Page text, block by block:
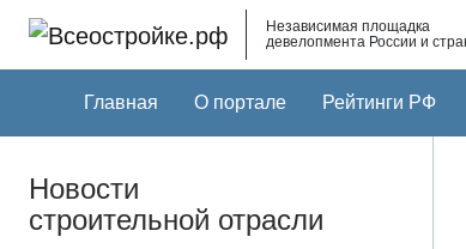
Независимая площадка
девелопмента России и
Главная О портале Рейтинги РФ
Новости
строительной отрасли